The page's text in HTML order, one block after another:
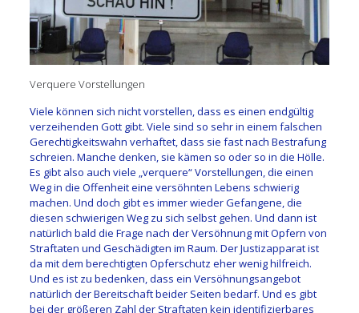
Verquere Vorstellungen
Viele können sich nicht vorstellen, dass es einen endgültig
verzeihenden Gott gibt. Viele sind so sehr in einem falschen
Gerechtigkeitswahn verhaftet, dass sie fast nach Bestrafung
schreien. Manche denken, sie kämen so oder so in die Hölle.
Es gibt also auch viele „verquere“ Vorstellungen, die einen
Weg in die Offenheit eine versöhnten Lebens schwierig
machen. Und doch gibt es immer wieder Gefangene, die
diesen schwierigen Weg zu sich selbst gehen. Und dann ist
natürlich bald die Frage nach der Versöhnung mit Opfern von
Straftaten und Geschädigten im Raum. Der Justizapparat ist
da mit dem berechtigten Opferschutz eher wenig hilfreich.
Und es ist zu bedenken, dass ein Versöhnungsangebot
natürlich der Bereitschaft beider Seiten bedarf. Und es gibt
bei der größeren Zahl der Straftaten kein identifizierbares